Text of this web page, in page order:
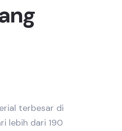
terbesar di
lebih dari 190